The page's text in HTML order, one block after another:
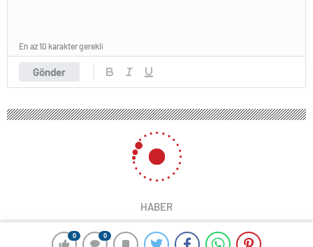
0 0
Gönder
En az 10 karakter gerekli
HABER